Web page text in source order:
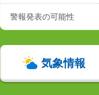
警報発表の可能性
気象情報